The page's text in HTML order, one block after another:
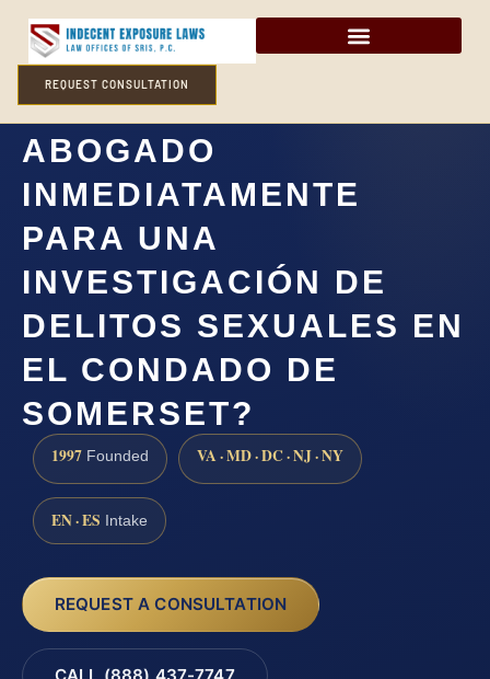
REQUEST CONSULTATION
¿NECESITO UN
ABOGADO
INMEDIATAMENTE
PARA UNA
INVESTIGACIÓN DE
DELITOS SEXUALES EN
EL CONDADO DE
SOMERSET?
1997 Founded VA · MD · DC · NJ · NY
EN · ES Intake
REQUEST A CONSULTATION